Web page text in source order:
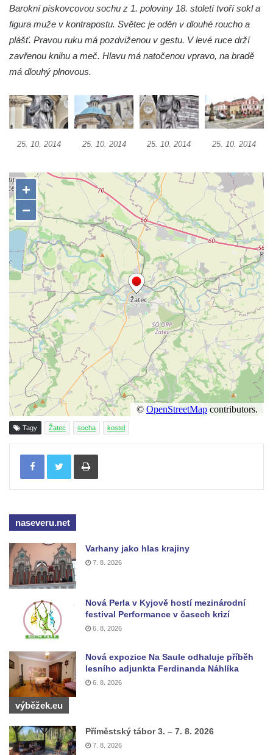
náměstí v Cítolibech
Torzo sloupu svatého Josefa na návsi ve
Strupčicích (dnes kříž)
Sloup se sochou Piety v Kostelní ulici ve
Strupčicích
Sloup Panny Marie u kaple v Brníkově
Socha svatého Prokopa na návsi v
Ředhošti
Sloup se sochou Piety na Mírovém náměstí
Sloup svatého Václava u hřbitova v
Postoloprtech
Sloup Panny Marie na jižním okraji Mařenic
Sloup s kaplicí (boží muka) v Jablonném v
Podještědí – Markvarticích u Palmeho
dvora
Sloup Panny Marie v zámecké zahradě v
Teplicích
Sloup Nejsvětější Trojice se svatým
Františkem Xaverským v zámeckém parku v
Duchcově
Sloup svatého Vavřince u náměstí Jiřího z
Poděbrad v Duchcově
Sloup Nejsvětější Trojice na Krakonošově
náměstí v Trutnově
Olomouci
ve Vyškově
v Hodoníně
Sloup svatého Františka Xaverského v
Krupce
Sloup svatého Václava u kostela svatých
Sloup svatého Isidora u hřbitova Šlapanice
Sloup Panny Marie na hřbitově ve Slaném
Sloup Panny Marie na Husově náměstí v
Rakovníku
Sloup Panny Marie na náměstí krále
Vladislava ve Velvarech
čp. 174 na návsi v Podsedicích
Barokní pískovcovou sochu z 1. poloviny 18. století tvoří sokl a
figura muže v kontrapostu. Světec je oděn v dlouhé roucho a
plášť. Pravou ruku má pozdviženou v gestu. V levé ruce drží
zavřenou knihu a meč. Hlavu má natočenou vpravo, na bradě
má dlouhý plnovous.
25. 10. 2014 25. 10. 2014 25. 10. 2014 25. 10. 2014
Tagy Žatec socha kostel
Tisknout
naseveru.net
Varhany jako hlas krajiny
7. 8. 2026
Nová Perla v Kyjově hostí mezinárodní
festival Performance v časech krizí
6. 8. 2026
Nová expozice Na Saule odhaluje příběh
lesního adjunkta Ferdinanda Náhlíka
6. 8. 2026
výběžek.eu
Příměstský tábor 3. – 7. 8. 2026
7. 8. 2026